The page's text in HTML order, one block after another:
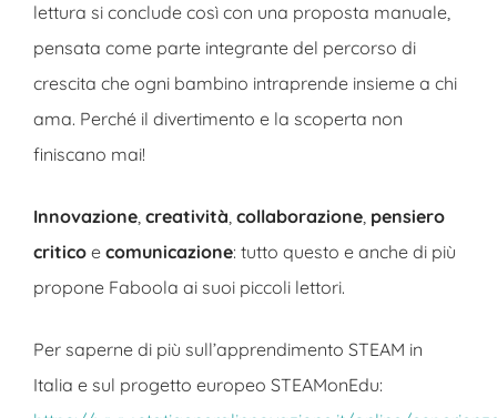
lettura si conclude così con una proposta manuale,
pensata come parte integrante del percorso di
crescita che ogni bambino intraprende insieme a chi
ama. Perché il divertimento e la scoperta non
finiscano mai!
Innovazione, creatività, collaborazione, pensiero
critico e comunicazione: tutto questo e anche di più
propone Faboola ai suoi piccoli lettori.
Per saperne di più sull’apprendimento STEAM in
Italia e sul progetto europeo STEAMonEdu: